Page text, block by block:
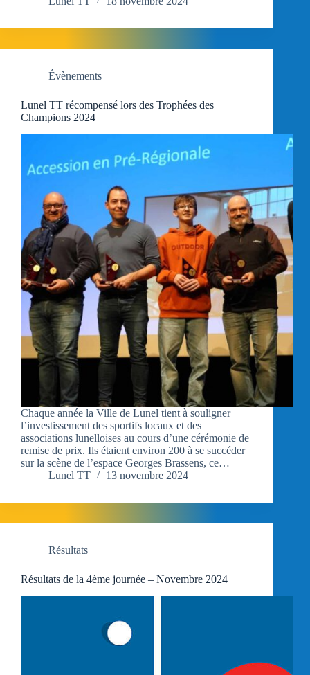
Évènements
Lunel TT récompensé lors des Trophées des
Champions 2024
Chaque année la Ville de Lunel tient à souligner
l’investissement des sportifs locaux et des
associations lunelloises au cours d’une cérémonie de
remise de prix. Ils étaient environ 200 à se succéder
sur la scène de l’espace Georges Brassens, ce…
Lunel TT
13 novembre 2024
Résultats
Résultats de la 4ème journée – Novembre 2024